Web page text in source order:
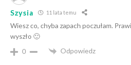
Szysia 11 lata temu
Wiesz co, chyba zapach poczułam.
wyszło 🙂
0
Odpowiedz